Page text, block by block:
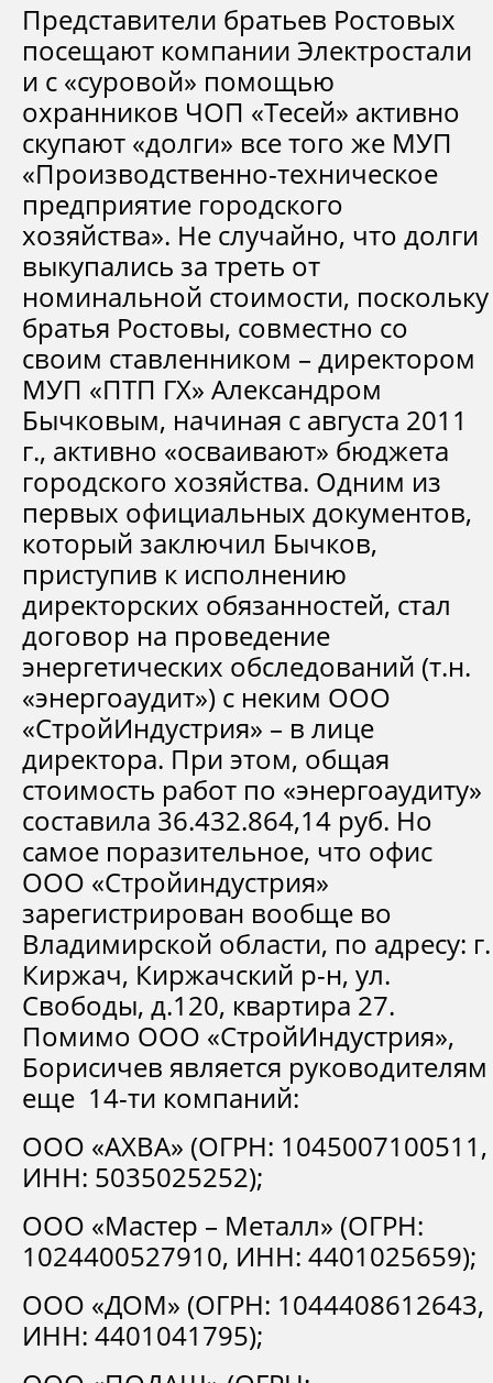
Представители братьев Ростовых
посещают компании Электростали
и с «суровой» помощью
охранников ЧОП «Тесей» активно
скупают «долги» все того же МУП
«Производственно-техническое
предприятие городского
хозяйства». Не случайно, что долги
выкупались за треть от
номинальной стоимости, поскольку
братья Ростовы, совместно со
своим ставленником – директором
МУП «ПТП ГХ» Александром
Бычковым, начиная с августа 2011
г., активно «осваивают» бюджета
городского хозяйства. Одним из
первых официальных документов,
который заключил Бычков,
приступив к исполнению
директорских обязанностей, стал
договор на проведение
энергетических обследований (т.н.
«энергоаудит») с неким ООО
«СтройИндустрия» – в лице
директора. При этом, общая
стоимость работ по «энергоаудиту»
составила 36.432.864,14 руб. Но
самое поразительное, что офис
ООО «Стройиндустрия»
зарегистрирован вообще во
Владимирской области, по адресу: г.
Киржач, Киржачский р-н, ул.
Свободы, д.120, квартира 27.
Помимо ООО «СтройИндустрия»,
Борисичев является руководителям
еще 14-ти компаний:
ООО «АХВА» (ОГРН: 1045007100511,
ИНН: 5035025252);
ООО «Мастер – Металл» (ОГРН:
1024400527910, ИНН: 4401025659);
ООО «ДОМ» (ОГРН: 1044408612643,
ИНН: 4401041795);